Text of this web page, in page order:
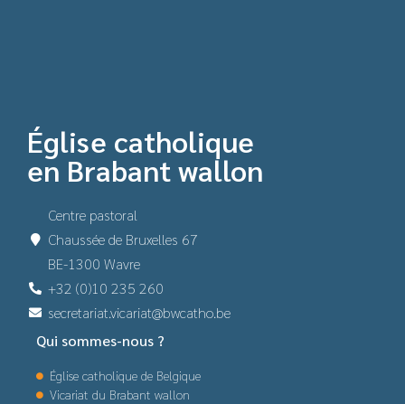
Église catholique
en Brabant wallon
Centre pastoral
Chaussée de Bruxelles 67
BE-1300 Wavre
+32 (0)10 235 260
secretariat.vicariat@bwcatho.be
Qui sommes-nous ?
Église catholique de Belgique
Vicariat du Brabant wallon